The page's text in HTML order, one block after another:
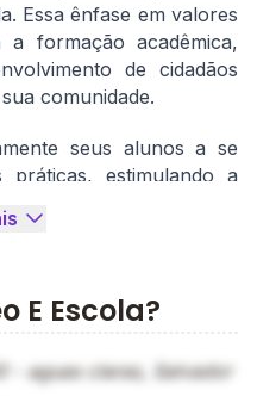
Essa ênfase em valores
formação acadêmica,
de cidadãos
comunidade.
seus alunos a se
estimulando a
a cidadania. A Escola
Portanto, busca
envolverem ativamente
a construção de um
e sustentável.
E Escola?
- aguas claras, Salvador